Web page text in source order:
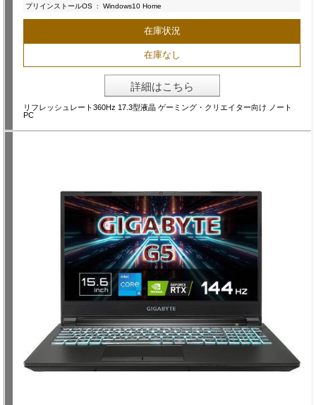
プリインストールOS : Windows10 Home
在庫状況
在庫なし
詳細はこちら
リフレッシュレート360Hz 17.3型液晶 ゲーミング・クリエイター向け ノート
PC